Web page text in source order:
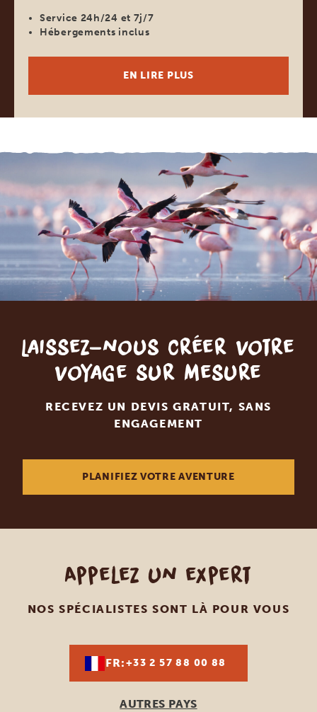
Service 24h/24 et 7j/7
Hébergements inclus
EN LIRE PLUS
Laissez-nous créer votre
voyage sur mesure
RECEVEZ UN DEVIS GRATUIT, SANS
ENGAGEMENT
PLANIFIEZ VOTRE AVENTURE
Appelez un expert
NOS SPÉCIALISTES SONT LÀ POUR VOUS
FR:+33 2 57 88 00 88
AUTRES PAYS